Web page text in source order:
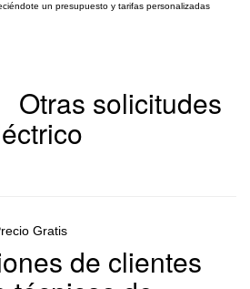
un presupuesto y tarifas personalizadas
Otras solicitudes
Gratis
de clientes